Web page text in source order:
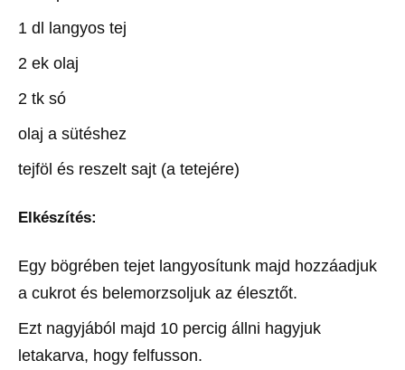
1 dl langyos tej
2 ek olaj
2 tk só
olaj a sütéshez
tejföl és reszelt sajt (a tetejére)
Elkészítés:
Egy bögrében tejet langyosítunk majd hozzáadjuk
a cukrot és belemorzsoljuk az élesztőt.
Ezt nagyjából majd 10 percig állni hagyjuk
letakarva, hogy felfusson.